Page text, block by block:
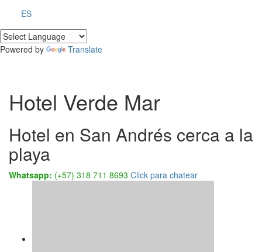
ES
Powered by Translate
Hotel Verde Mar
Hotel en San Andrés cerca a la
playa
Whatsapp: (+57) 318 711 8693 Click para chatear